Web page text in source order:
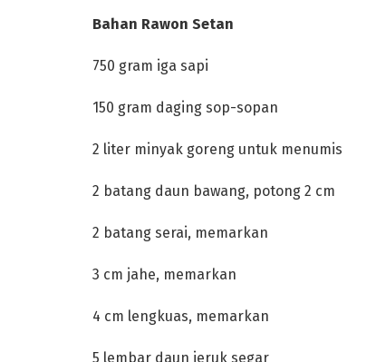
‎Bahan Rawon Setan
‎750 gram iga sapi
‎150 gram daging sop-sopan
‎2 liter minyak goreng untuk menumis
‎2 batang daun bawang, potong 2 cm
‎2 batang serai, memarkan
‎3 cm jahe, memarkan
‎4 cm lengkuas, memarkan
‎5 lembar daun jeruk segar